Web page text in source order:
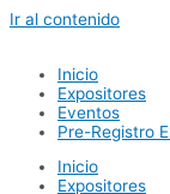
Ir al contenido
Inicio
Expositores
Eventos
Pre-Registro
Inicio
Expositores